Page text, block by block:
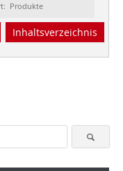
Produkte
Inhaltsverzeichnis